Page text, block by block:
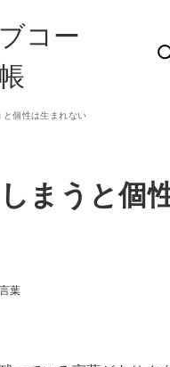
コー
個性は生まれない
まうと個
葉